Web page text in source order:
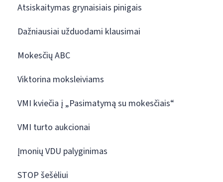
Atsiskaitymas grynaisiais pinigais
Dažniausiai užduodami klausimai
Mokesčių ABC
Viktorina moksleiviams
VMI kviečia į „Pasimatymą su mokesčiais“
VMI turto aukcionai
Įmonių VDU palyginimas
STOP šešėliui